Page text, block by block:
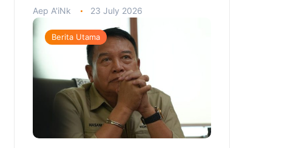
Aep A'iNk 23 July 2026
Berita Utama